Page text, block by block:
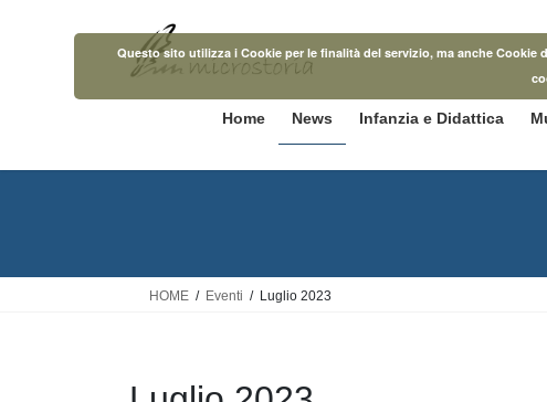
Home News Infanzia e Didattica
HOME Eventi Luglio 2023
Questo sito utilizza i Cookie per le finalità del servizio, ma anche Cookie